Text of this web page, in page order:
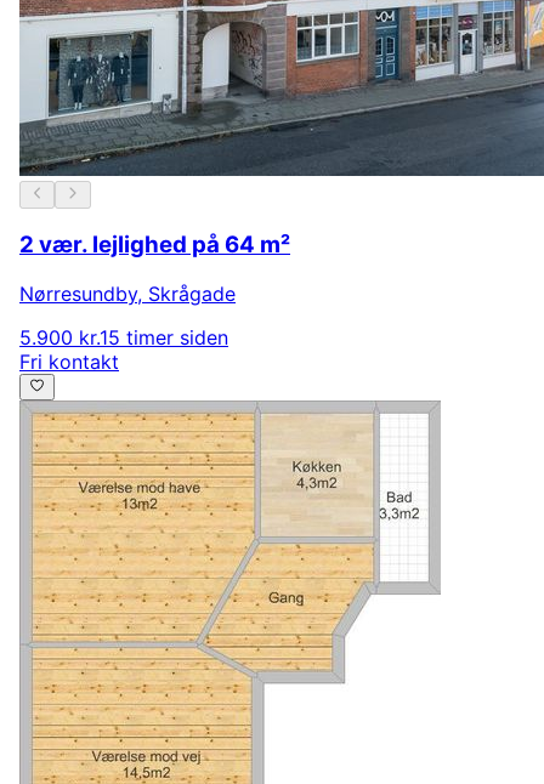
2 vær. lejlighed på 64 m²
Nørresundby, Skrågade
5.900 kr.15 timer siden
Fri kontakt